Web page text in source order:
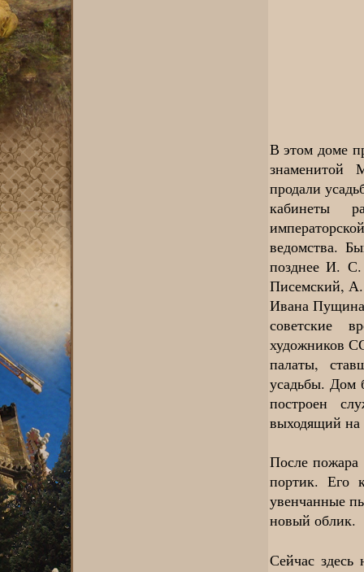
В этом доме
знаменитой
продали
кабинеты
ведомства.
позднее И.
Писемский,
Ивана Пущина
советские
художников
палаты,
усадьбы. Дом
построен
выходящий на
После пожара
портик. Его
увенчанные
новый облик.
Сейчас здесь